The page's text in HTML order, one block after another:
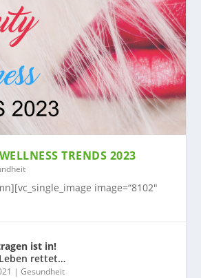
TRENDS 2023
image=“8102″
ist in!
rettet…
|Gesundheit